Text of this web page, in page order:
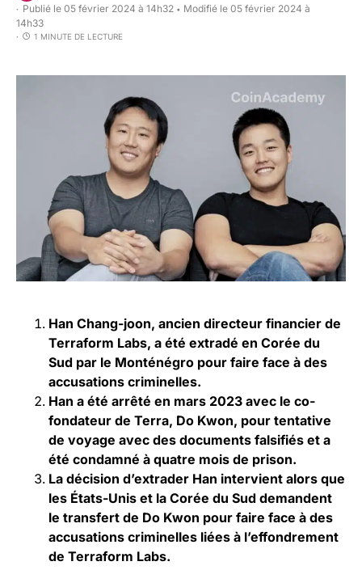
Publié le 05 février 2024 à 14h32 • Modifié le 05 février 2024 à
14h33
1 MINUTE DE LECTURE
Han Chang-joon, ancien directeur financier de
Terraform Labs, a été extradé en Corée du
Sud par le Monténégro pour faire face à des
accusations criminelles.
Han a été arrêté en mars 2023 avec le co-
fondateur de Terra, Do Kwon, pour tentative
de voyage avec des documents falsifiés et a
été condamné à quatre mois de prison.
La décision d’extrader Han intervient alors que
les États-Unis et la Corée du Sud demandent
le transfert de Do Kwon pour faire face à des
accusations criminelles liées à l’effondrement
de Terraform Labs.